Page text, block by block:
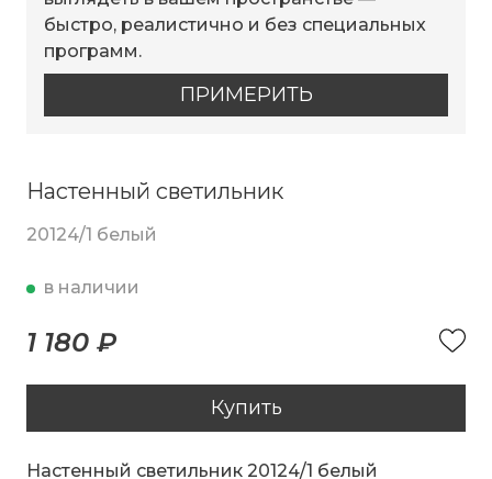
быстро, реалистично и без специальных
программ.
ПРИМЕРИТЬ
Настенный светильник
20124/1 белый
в наличии
1 180 ₽
Купить
Настенный светильник 20124/1 белый